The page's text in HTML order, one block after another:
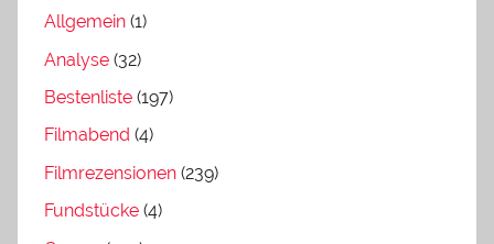
Allgemein (1)
Analyse (32)
Bestenliste (197)
Filmabend (4)
Filmrezensionen (239)
Fundstücke (4)